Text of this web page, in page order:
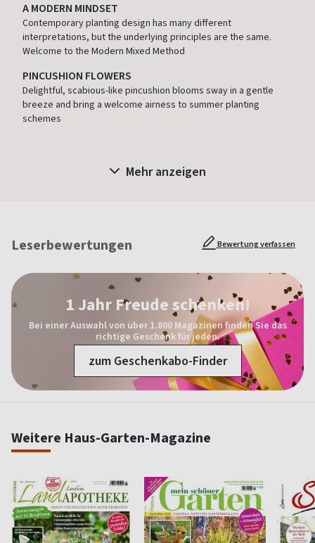
A MODERN MINDSET
Contemporary planting design has many different
interpretations, but the underlying principles are the same.
Welcome to the Modern Mixed Method
PINCUSHION FLOWERS
Delightful, scabious-like pincushion blooms sway in a gentle
breeze and bring a welcome airness to summer planting
schemes
Mehr anzeigen
Leserbewertungen Bewertung verfassen
1 Jahr Freude schenken!
Bei einer Auswahl von über 1.800 Magazinen finden Sie das
richtige Geschenk für jeden.
zum Geschenkabo-Finder
Weitere Haus-Garten-Magazine